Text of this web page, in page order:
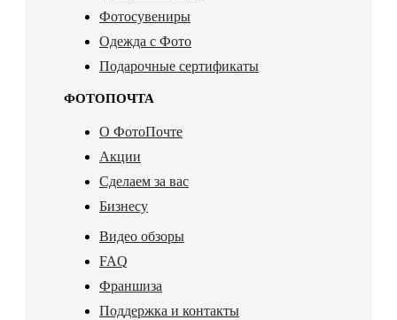
Фотосувениры
Одежда с Фото
Подарочные сертификаты
ФОТОПОЧТА
О ФотоПочте
Акции
Сделаем за вас
Бизнесу
Видео обзоры
FAQ
Франшиза
Поддержка и контакты